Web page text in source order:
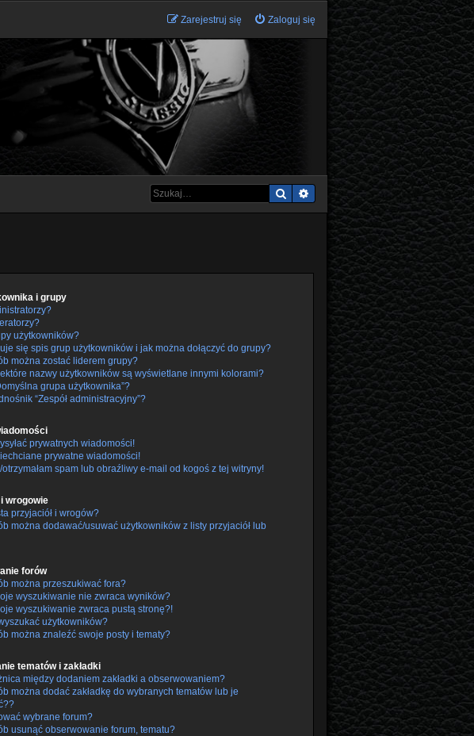
Zaloguj się
Zarejestruj się
Szukaj Wyszukiwanie zaawansowane
i grupy
użytkowników?
się spis grup użytkowników i jak można dołączyć do grupy?
można zostać liderem grupy?
nazwy użytkowników są wyświetlane innymi kolorami?
grupa użytkownika”?
“Zespół administracyjny”?
prywatnych wiadomości!
prywatne wiadomości!
otrzymałam spam lub obraźliwy e-mail od kogoś z tej witryny!
wrogowie
przyjaciół i wrogów?
można dodawać/usuwać użytkowników z listy przyjaciół lub
forów
można przeszukiwać fora?
wyszukiwanie nie zwraca wyników?
wyszukiwanie zwraca pustą stronę?!
użytkowników?
można znaleźć swoje posty i tematy?
tematów i zakładki
między dodaniem zakładki a obserwowaniem?
można dodać zakładkę do wybranych tematów lub je
wybrane forum?
usunąć obserwowanie forum, tematu?